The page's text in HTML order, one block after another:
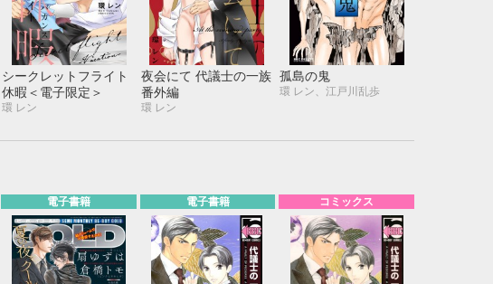
シークレットフライト
休暇＜電子限定＞
環 レン
夜会にて 代議士の一族
番外編
環 レン
孤島の鬼
環 レン、江戸川乱歩
電子書籍 電子書籍 コミックス
MON TUE WED THU FRI SAT
19 20 21 22 23
24
26 27 28 29 30